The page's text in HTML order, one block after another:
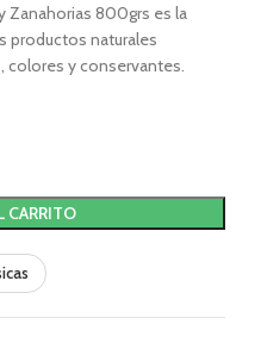
Zanahorias 800grs es la
productos naturales
colores y conservantes.
CARRITO